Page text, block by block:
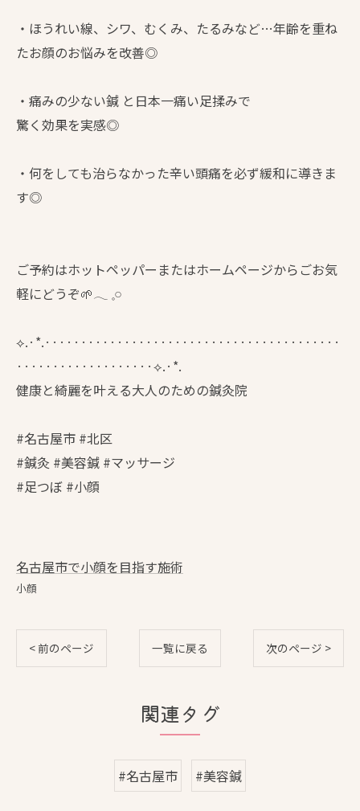
・ほうれい線、シワ、むくみ、たるみなど…年齢を重ね
たお顔のお悩みを改善◎
・痛みの少ない鍼 と日本一痛い足揉みで
驚く効果を実感◎
・何をしても治らなかった辛い頭痛を必ず緩和に導きま
す◎
ご予約はホットペッパーまたはホームページからごお気
軽にどうぞ🌱𓂃 𓈒𓏸
⟡.·*.·········································
···················⟡.·*.
健康と綺麗を叶える大人のための鍼灸院
#名古屋市 #北区
#鍼灸 #美容鍼 #マッサージ
#足つぼ #小顔
名古屋市で小顔を目指す施術
小顔
< 前のページ 一覧に戻る 次のページ >
関連タグ
#名古屋市 #美容鍼